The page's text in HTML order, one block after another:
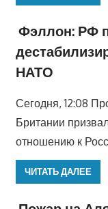
Фэллон: РФ
НАТО
Сегодня, 12:08
Британии
отношению к
ЧИТАТЬ ДАЛЕЕ